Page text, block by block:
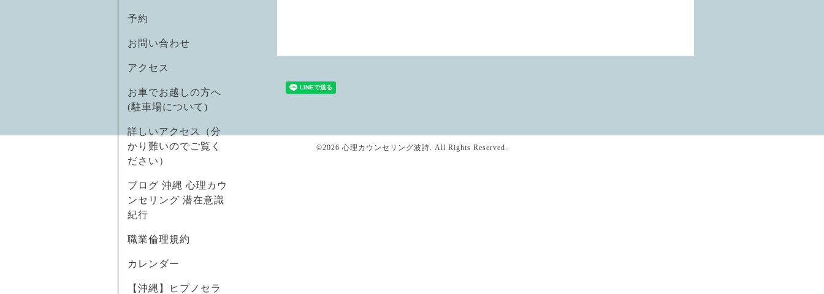
予約
お問い合わせ
アクセス
お車でお越しの方へ
(駐車場について)
詳しいアクセス（分
かり難いのでご覧く
ださい）
ブログ 沖縄 心理カウ
ンセリング 潜在意識
紀行
職業倫理規約
カレンダー
【沖縄】ヒプノセラ
©2026 心理カウンセリング波詩 . All Rights Reserved.